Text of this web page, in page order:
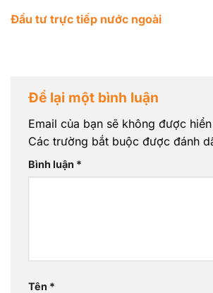
Đầu tư trực tiếp nước ngoài
Để lại một bình luận
Email của bạn sẽ không được
Các trường bắt buộc được đánh
Bình luận *
Tên *